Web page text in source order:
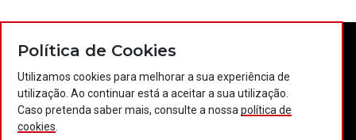
Contactos
Política de Cookies
Utilizamos cookies para melhorar a sua experiência de
utilização. Ao continuar está a aceitar a sua utilização.
Caso pretenda saber mais, consulte a nossa política de
cookies